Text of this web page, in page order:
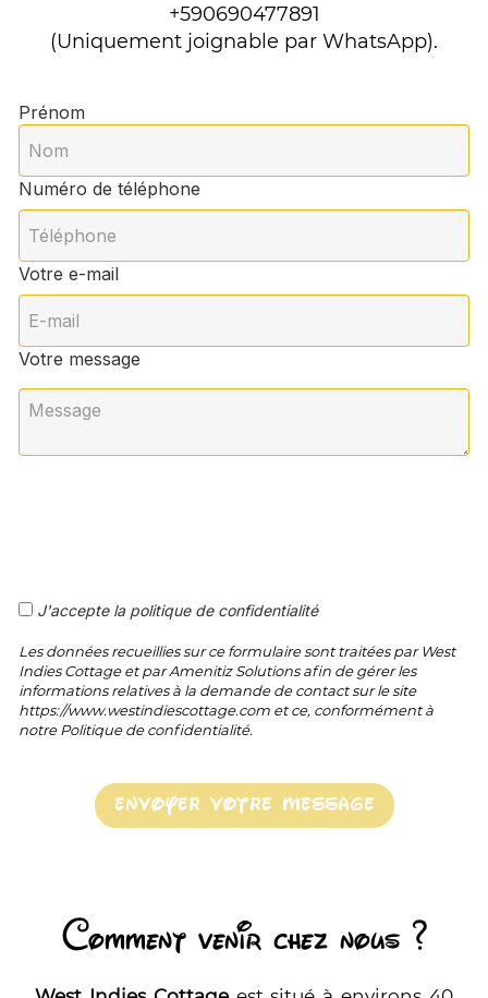
+590690477891
(Uniquement joignable par WhatsApp).
Prénom
Numéro de téléphone
Votre e-mail
Votre message
J'accepte la politique de confidentialité
Les données recueillies sur ce formulaire sont traitées par West
Indies Cottage et par Amenitiz Solutions afin de gérer les
informations relatives à la demande de contact sur le site
https://www.westindiescottage.com et ce, conformément à
notre Politique de confidentialité.
Comment venir chez nous ?